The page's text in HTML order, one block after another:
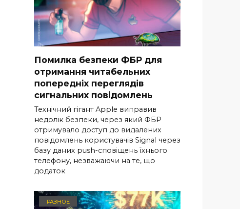
Помилка безпеки ФБР для
отримання читабельних
попередніх переглядів
сигнальних повідомлень
Технічний гігант Apple виправив
недолік безпеки, через який ФБР
отримувало доступ до видалених
повідомлень користувачів Signal через
базу даних push-сповіщень їхнього
телефону, незважаючи на те, що
додаток
РАЗНОЕ